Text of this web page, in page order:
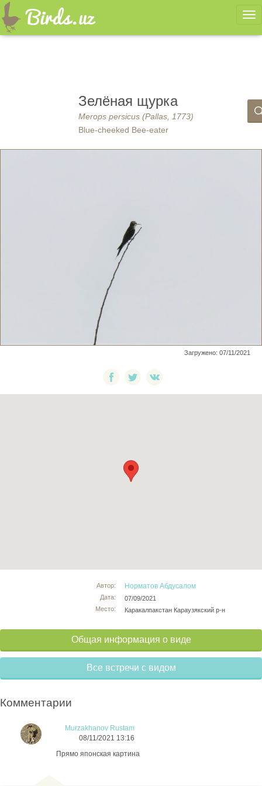
Зелёная щурка
Merops persicus (Pallas, 1773)
Blue-cheeked Bee-eater
Загружено: 07/11/2021
Автор:
Дата:
Место:
Норматов Абдусалом
07/09/2021
Каракалпакстан Караузякский р-н
Общая информация о виде
Все встречи с видом
Комментарии
Murzakhanov Rustam
08/11/2021 13:16
Прямо японская картина